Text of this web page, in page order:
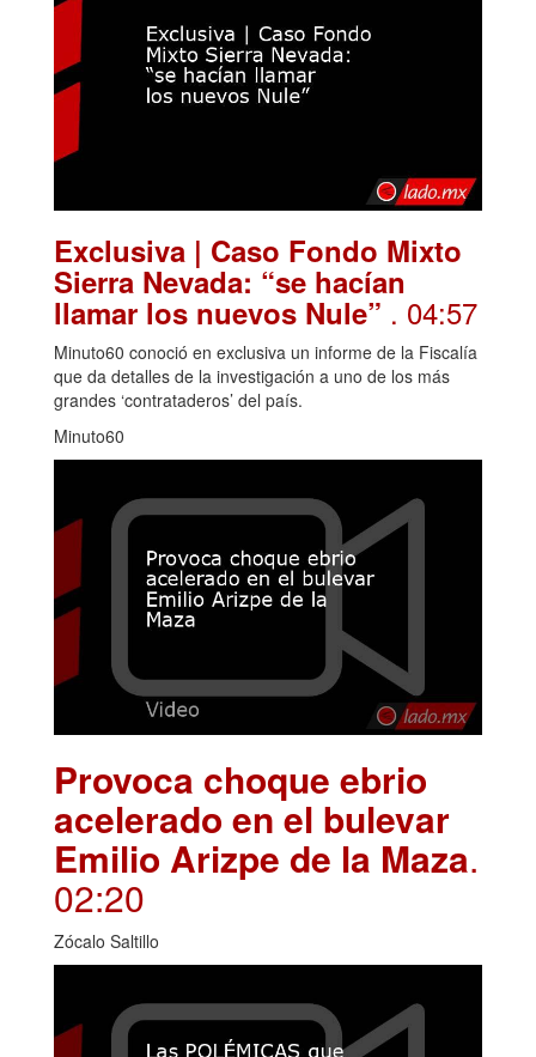
Exclusiva | Caso Fondo Mixto
Sierra Nevada: “se hacían
llamar los nuevos Nule” . 04:57
Minuto60 conoció en exclusiva un informe de la Fiscalía
que da detalles de la investigación a uno de los más
grandes ‘contrataderos’ del país.
Minuto60
Provoca choque ebrio
acelerado en el bulevar
Emilio Arizpe de la Maza.
02:20
Zócalo Saltillo